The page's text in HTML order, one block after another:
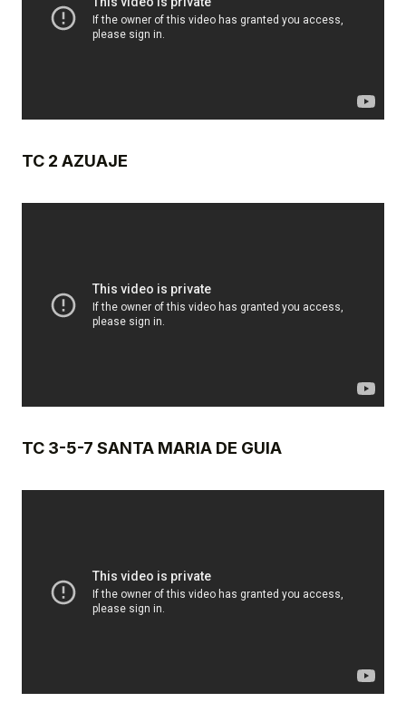
TC 2 AZUAJE
TC 3-5-7 SANTA MARIA DE GUIA